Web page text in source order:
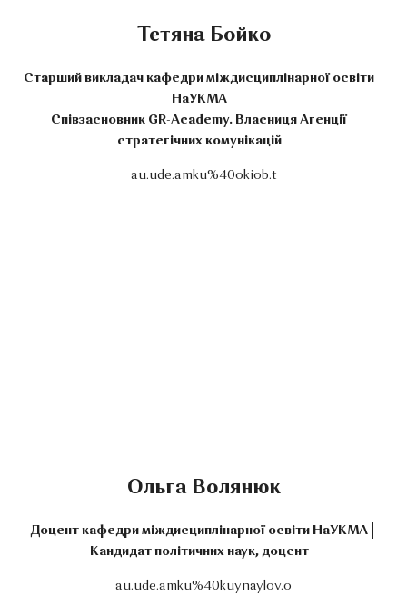
Тетяна Бойко
Старший викладач кафедри міждисциплінарної освіти
НаУКМА
Співзасновник GR-Academy. Власниця Агенції
стратегічних комунікацій
au.ude.amku%40okiob.t
Ольга Волянюк
Доцент кафедри міждисциплінарної освіти НаУКМА
Кандидат політичних наук, доцент
au.ude.amku%40kuynaylov.o